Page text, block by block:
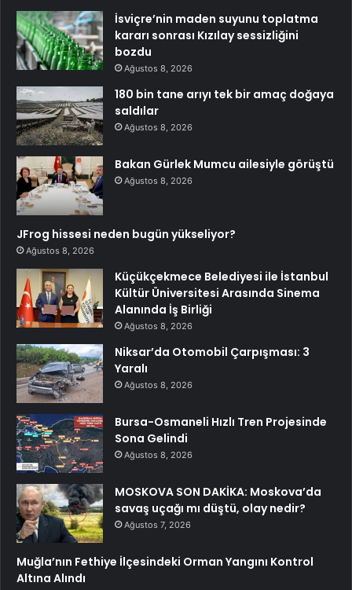
İsviçre’nin maden suyunu toplatma
kararı sonrası Kızılay sessizliğini
bozdu
Ağustos 8, 2026
180 bin tane arıyı tek bir amaç doğaya
saldılar
Ağustos 8, 2026
Bakan Gürlek Mumcu ailesiyle görüştü
Ağustos 8, 2026
JFrog hissesi neden bugün yükseliyor?
Ağustos 8, 2026
Küçükçekmece Belediyesi ile İstanbul
Kültür Üniversitesi Arasında Sinema
Alanında İş Birliği
Ağustos 8, 2026
Niksar’da Otomobil Çarpışması: 3
Yaralı
Ağustos 8, 2026
Bursa-Osmaneli Hızlı Tren Projesinde
Sona Gelindi
Ağustos 8, 2026
MOSKOVA SON DAKİKA: Moskova’da
savaş uçağı mı düştü, olay nedir?
Ağustos 7, 2026
Muğla’nın Fethiye İlçesindeki Orman Yangını Kontrol
Altına Alındı